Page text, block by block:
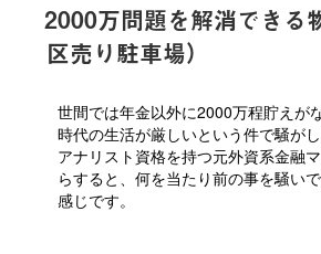
2000万問題を解消できる
区売り駐車場）
世間では年金以外に2000万程貯えが
時代の生活が厳しいという件で騒が
アナリスト資格を持つ元外資系金融
らすると、何を当たり前の事を騒い
感じです。